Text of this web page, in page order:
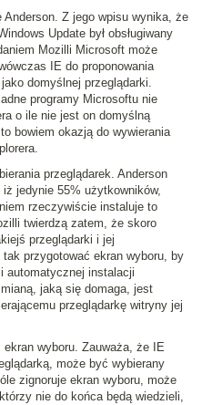
Anderson. Z jego wpisu wynika, że
Update był obsługiwany
Mozilli Microsoft może
IE do proponowania
domyślnej przeglądarki.
programy Microsoftu nie
o ile nie jest on domyślną
bowiem okazją do wywierania
przeglądarek. Anderson
jedynie 55% użytkowników,
rzeczywiście instaluje to
twierdzą zatem, że skoro
przeglądarki i jej
przygotować ekran wyboru, by
automatycznej instalacji
jaką się domaga, jest
przeglądarkę witryny jej
wyboru. Zauważa, że IE
może być wybierany
zignoruje ekran wyboru, może
nie do końca będą wiedzieli,